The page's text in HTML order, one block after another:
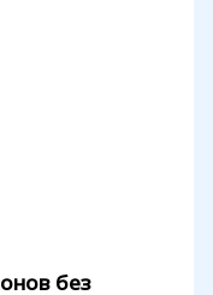
без